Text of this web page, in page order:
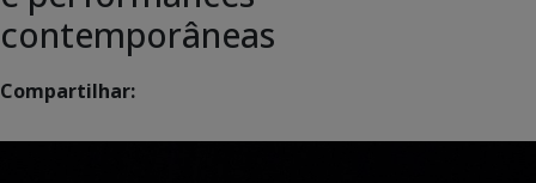
contemporâneas
Compartilhar: